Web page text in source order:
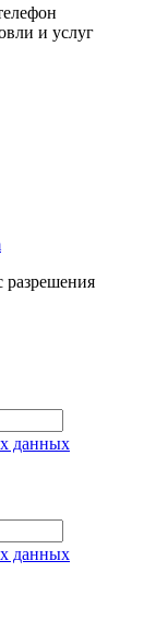
и услуг
разрешения
данных
данных